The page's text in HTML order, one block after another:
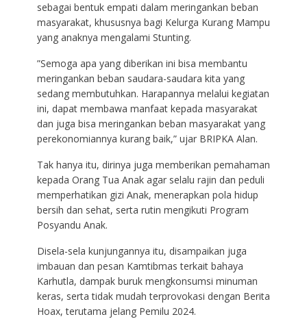
sebagai bentuk empati dalam meringankan beban
masyarakat, khususnya bagi Kelurga Kurang Mampu
yang anaknya mengalami Stunting.
”Semoga apa yang diberikan ini bisa membantu
meringankan beban saudara-saudara kita yang
sedang membutuhkan. Harapannya melalui kegiatan
ini, dapat membawa manfaat kepada masyarakat
dan juga bisa meringankan beban masyarakat yang
perekonomiannya kurang baik,” ujar BRIPKA Alan.
Tak hanya itu, dirinya juga memberikan pemahaman
kepada Orang Tua Anak agar selalu rajin dan peduli
memperhatikan gizi Anak, menerapkan pola hidup
bersih dan sehat, serta rutin mengikuti Program
Posyandu Anak.
Disela-sela kunjungannya itu, disampaikan juga
imbauan dan pesan Kamtibmas terkait bahaya
Karhutla, dampak buruk mengkonsumsi minuman
keras, serta tidak mudah terprovokasi dengan Berita
Hoax, terutama jelang Pemilu 2024.